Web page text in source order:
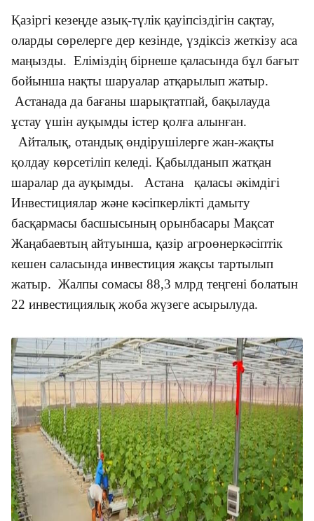
Қазіргі кезеңде азық-түлік қауіпсіздігін сақтау,
оларды сөрелерге дер кезінде, үздіксіз жеткізу аса
маңызды. Еліміздің бірнеше қаласында бұл бағыт
бойынша нақты шаруалар атқарылып жатыр.
Астанада да бағаны шарықтатпай, бақылауда
ұстау үшін ауқымды істер қолға алынған.
Айталық, отандық өндірушілерге жан-жақты
қолдау көрсетіліп келеді. Қабылданып жатқан
шаралар да ауқымды. Астана қаласы әкімдігі
Инвестициялар және кәсіпкерлікті дамыту
басқармасы басшысының орынбасары Мақсат
Жаңабаевтың айтуынша, қазір агроөнеркәсіптік
кешен саласында инвестиция жақсы тартылып
жатыр. Жалпы сомасы 88,3 млрд теңгені болатын
22 инвестициялық жоба жүзеге асырылуда.